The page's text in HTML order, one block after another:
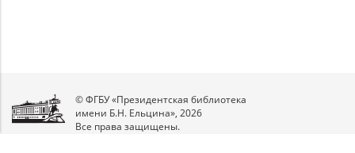
© ФГБУ «Президентская библиотека
имени Б.Н. Ельцина», 2026
Все права защищены.